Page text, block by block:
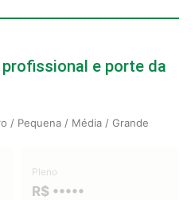
e porte da
/ Pequena / Média / Grande
Pleno
R$ •••••